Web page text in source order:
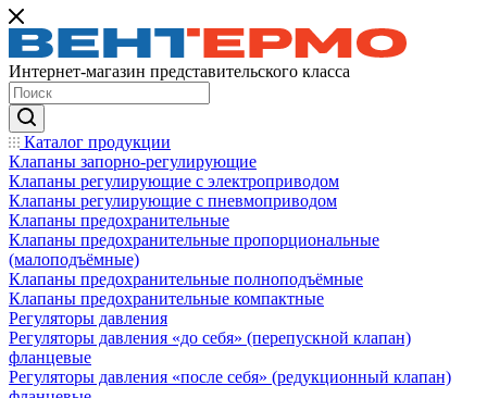
Интернет-магазин представительского класса
Каталог продукции
Клапаны запорно-регулирующие
Клапаны регулирующие с электроприводом
Клапаны регулирующие с пневмоприводом
Клапаны предохранительные
Клапаны предохранительные пропорциональные
(малоподъёмные)
Клапаны предохранительные полноподъёмные
Клапаны предохранительные компактные
Регуляторы давления
Регуляторы давления «до себя» (перепускной клапан)
фланцевые
Регуляторы давления «после себя» (редукционный клапан)